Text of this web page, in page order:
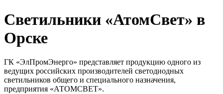
Светильники «АтомСвет» в
Орске
ГК «ЭлПромЭнерго» представляет продукцию одного из
ведущих российских производителей светодиодных
светильников общего и специального назначения,
предприятия «АТОМСВЕТ».